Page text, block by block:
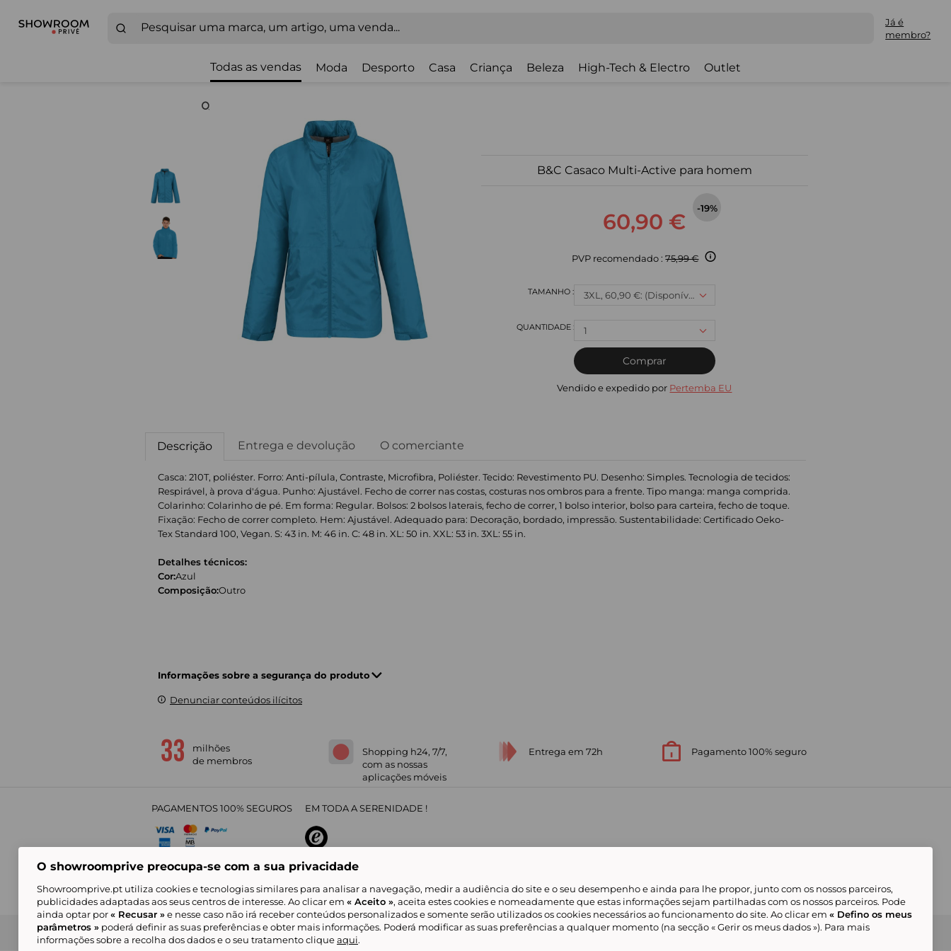
Já é
membro?
Todas as vendas Moda Desporto Casa Criança Beleza High-Tech & Electro Outlet
B&C Casaco Multi-Active para homem
60,90 €
-19%
PVP recomendado :75,99 €
3XL, 60,90 €: (Disponível)
1
Comprar
Vendido e expedido por Pertemba EU
Descrição Entrega e devolução O comerciante
Casca: 210T, poliéster. Forro: Anti-pílula, Contraste, Microfibra, Poliéster. Tecido: Revestimento PU. Desenho: Simples. Tecnologia de tecidos:
Respirável, à prova d'água. Punho: Ajustável. Fecho de correr nas costas, costuras nos ombros para a frente. Tipo manga: manga comprida.
Colarinho: Colarinho de pé. Em forma: Regular. Bolsos: 2 bolsos laterais, fecho de correr, 1 bolso interior, bolso para carteira, fecho de toque.
Fixação: Fecho de correr completo. Hem: Ajustável. Adequado para: Decoração, bordado, impressão. Sustentabilidade: Certificado Oeko-
Tex Standard 100, Vegan. S: 43 in. M: 46 in. C: 48 in. XL: 50 in. XXL: 53 in. 3XL: 55 in.
Detalhes técnicos:
Cor:Azul
Composição:Outro
Informações sobre a segurança do produto
Denunciar conteúdos ilícitos
milhões
de membros
Shopping h24, 7/7,
com as nossas
aplicações móveis
Entrega em 72h Pagamento 100% seguro
PAGAMENTOS 100% SEGUROS EM TODA A SERENIDADE !
4,31/5 sobre
Condições Gerais de Venda Política de Confidencialidade Livro de Reclamações Showroomprive group Ajuda e Contacto Gerir os meus cookies
Condições Gerais
de Marketplace
O showroomprive preocupa-se com a sua privacidade
Showroomprive.pt utiliza cookies e tecnologias similares para analisar a navegação, medir a audiência do site e o seu desempenho e ainda para lhe propor, junto com os nossos parceiros,
publicidades adaptadas aos seus centros de interesse. Ao clicar em « Aceito », aceita estes cookies e nomeadamente que estas informações sejam partilhadas com os nossos parceiros. Pode
ainda optar por« Recusar »e nesse caso não irá receber conteúdos personalizados e somente serão utilizados os cookies necessários ao funcionamento do site. Ao clicar em « Defino os meus
parâmetros » poderá definir as suas preferências e obter mais informações. Poderá modificar as suas preferências a qualquer momento (na secção « Gerir os meus dados »). Para mais
informações sobre a recolha dos dados e o seu tratamento cliqueaqui.